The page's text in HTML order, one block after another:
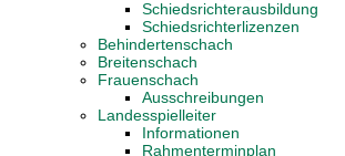
Schiedsrichterausbildung
Schiedsrichterlizenzen
Behindertenschach
Breitenschach
Frauenschach
Ausschreibungen
Landesspielleiter
Informationen
Rahmenterminplan